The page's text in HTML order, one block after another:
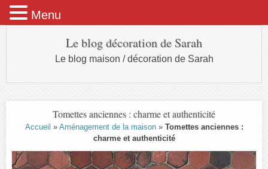
Le blog décoration de Sarah
Le blog maison / décoration de Sarah
Tomettes anciennes : charme et authenticité
Accueil » Aménagement de la maison» Tomettes anciennes :
charme et authenticité
Menu